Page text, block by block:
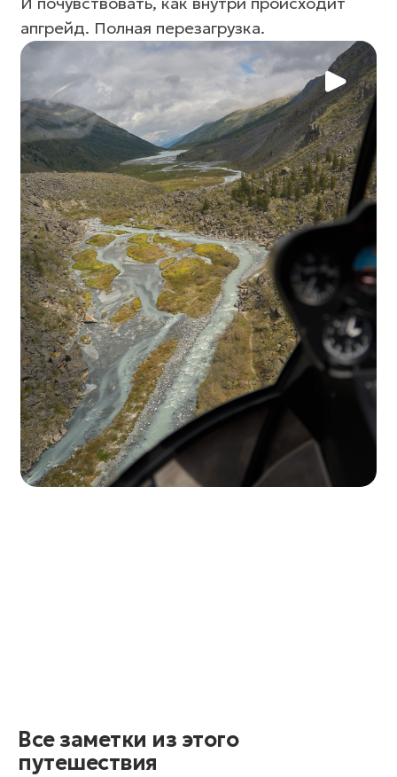
Все заметки из этого
путешествия